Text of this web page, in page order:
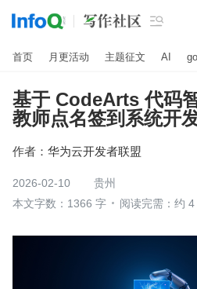

首页 月更活动 主题征文 AI
基于 CodeArts 代码
教师点名签到系统开
作者： 华为云开发者联盟
2026-02-10
贵州
本文字数：1366 字
阅读完需：约 4